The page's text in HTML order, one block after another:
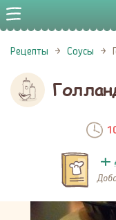
Рецепты Соусы